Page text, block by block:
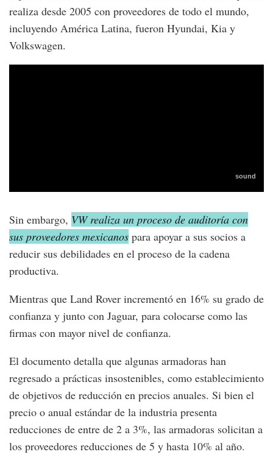
realiza desde 2005 con proveedores de todo el mundo,
incluyendo América Latina, fueron Hyundai, Kia y
Volkswagen.
Sin embargo, VW realiza un proceso de auditoría con
sus proveedores mexicanos para apoyar a sus socios a
reducir sus debilidades en el proceso de la cadena
productiva.
Mientras que Land Rover incrementó en 16% su grado de
confianza y junto con Jaguar, para colocarse como las
firmas con mayor nivel de confianza.
El documento detalla que algunas armadoras han
regresado a prácticas insostenibles, como establecimiento
de objetivos de reducción en precios anuales. Si bien el
precio o anual estándar de la industria presenta
reducciones de entre de 2 a 3%, las armadoras solicitan a
los proveedores reducciones de 5 y hasta 10% al año.